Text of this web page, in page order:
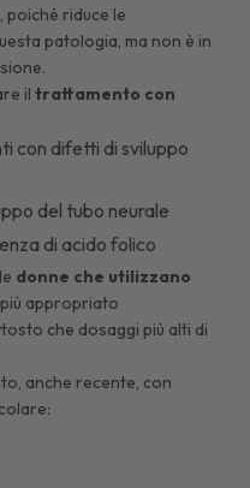
, poiché riduce le
patologia, ma non è in
iltrattamento con
con difetti di sviluppo
del tubo neurale
di acido folico
donne che utilizzano
appropriato
che dosaggi più alti di
anche recente, con